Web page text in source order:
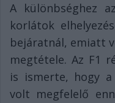
A különbséghez
korlátok
bejáratnál, emiatt
megtétele. Az F1
is ismerte, hogy
volt megfelelő